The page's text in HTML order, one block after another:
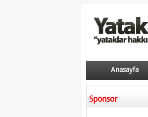
Anasayfa
Sponsor